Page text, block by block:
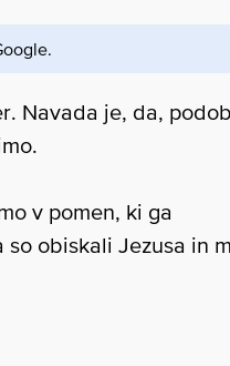
Navada je, da,
v pomen, ki ga
obiskali Jezusa in